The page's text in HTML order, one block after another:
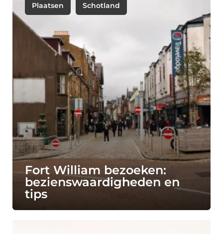
Plaatsen Schotland
Fort William bezoeken:
bezienswaardigheden en
tips